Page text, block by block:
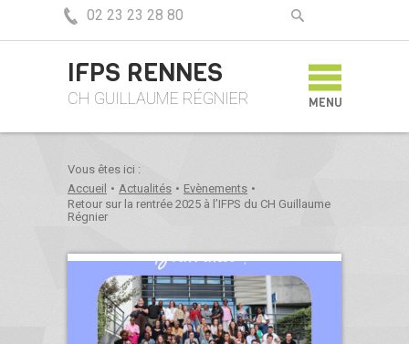
02 23 23 28 80
IFPS RENNES
CH GUILLAUME RÉGNIER MENU
Vous êtes ici :
Accueil • Actualités • Evènements •
Retour sur la rentrée 2025 à l’IFPS du CH Guillaume
Régnier